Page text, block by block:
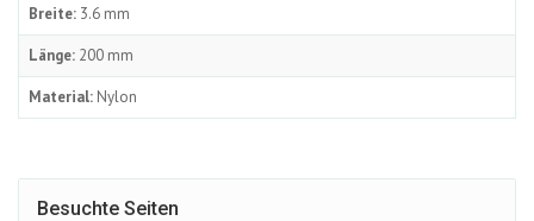
Breite: 3.6 mm
Länge: 200 mm
Material: Nylon
Besuchte Seiten